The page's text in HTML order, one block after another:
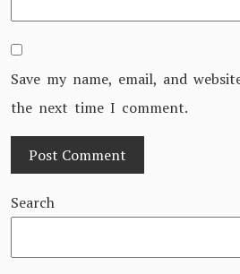
Save my name, email, and
the next time I comment.
Search